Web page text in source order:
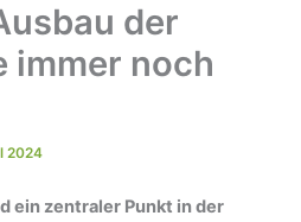
der
immer noch
2024
ein zentraler Punkt in der